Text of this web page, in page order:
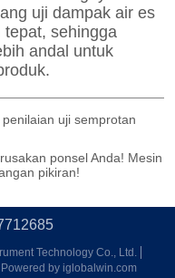
uji semprotan
ponsel Anda! Mesin
pikiran!
Technology Co., Ltd.
Powered by iglobalwin.com